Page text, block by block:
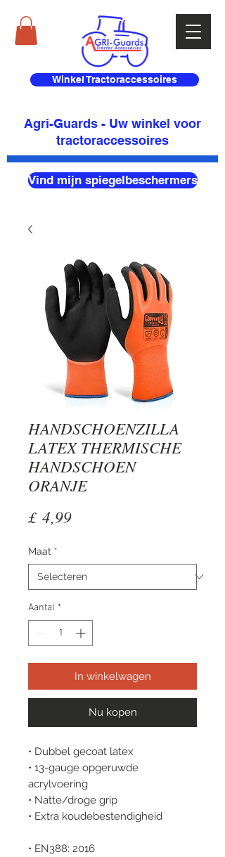
Winkel Tractoraccessoires
Agri-Guards - Uw winkel voor
tractoraccessoires
Vind mijn spiegelbeschermers
HANDSCHOENZILLA
LATEX THERMISCHE
HANDSCHOEN
ORANJE
£ 4,99Prijs
Maat *
Aantal *
In winkelwagen
Nu kopen
• Dubbel gecoat latex
• 13-gauge opgeruwde
acrylvoering
• Natte/droge grip
• Extra koudebestendigheid
• EN388: 2016